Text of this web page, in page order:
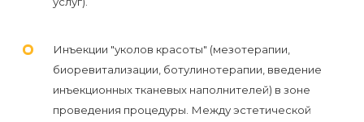
Инъекции "уколов красоты" (мезотерапии,
биоревитализации, ботулинотерапии, введение
инъекционных тканевых наполнителей) в зоне
проведения процедуры. Между эстетической